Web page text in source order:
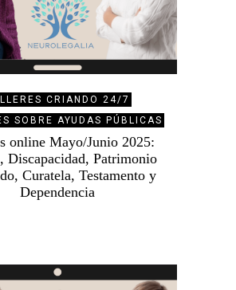
CRIANDO 24/7
SOBRE AYUDAS PÚBLICAS
online Mayo/Junio 2025:
Discapacidad, Patrimonio
Curatela, Testamento y
Dependencia